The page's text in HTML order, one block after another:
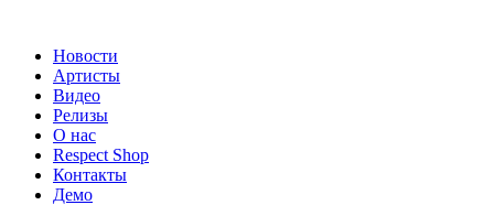
Новости
Артисты
Видео
Релизы
О нас
Respect Shop
Контакты
Демо